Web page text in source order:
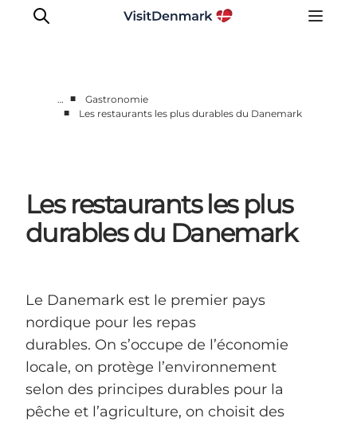
Hébergements
Planifiez votre voyage
… ■
Gastronomie
■
Les restaurants les plus durables du Danemark
Les restaurants les plus
durables du Danemark
Le Danemark est le premier pays
nordique pour les repas
durables. On s’occupe de l’économie
locale, on protège l’environnement
selon des principes durables pour la
pêche et l’agriculture, on choisit des